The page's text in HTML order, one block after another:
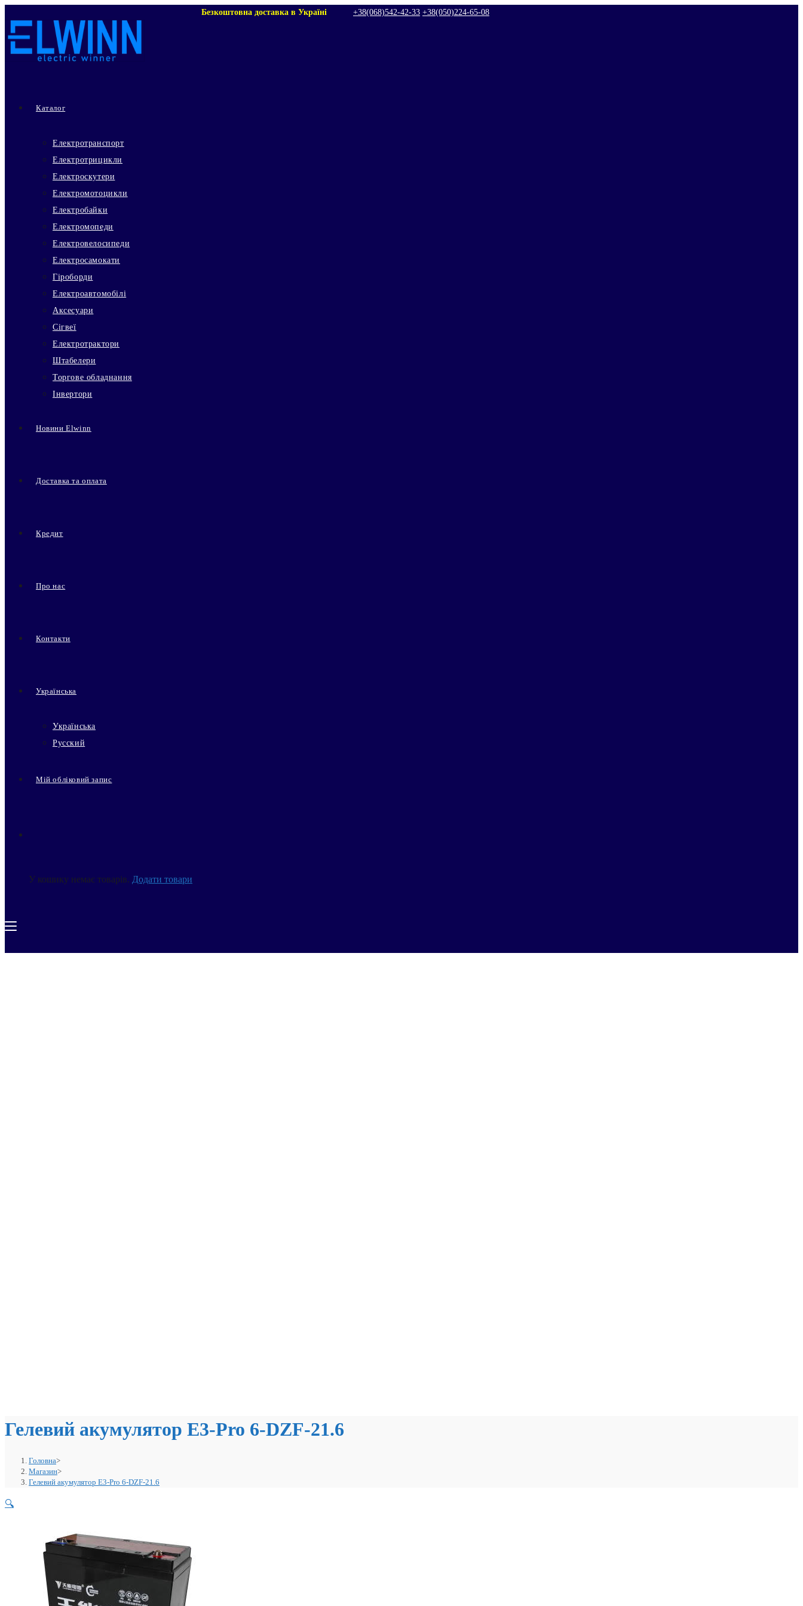
вмісту
Безкоштовна доставка в Україні +38(068)542‑42‑33 +38(050)224‑65‑08
Каталог
Електротранспорт
Електротрицикли
Електроскутери
Електромотоцикли
Електробайки
Електромопеди
Електровелосипеди
Електросамокати
Гіроборди
Електроавтомобілі
Аксесуари
Сігвеї
Електротрактори
Штабелери
Торгове обладнання
Інвертори
Новини Elwinn
Доставка та оплата
Кредит
Про нас
Контакти
Українська
Українська
Русский
Мій обліковий запис
У кошику немає товарів. Додати товари
Гелевий акумулятор E3-Pro 6-DZF-21.6
Головна>
Магазин>
Гелевий акумулятор E3-Pro 6-DZF-21.6
🔍